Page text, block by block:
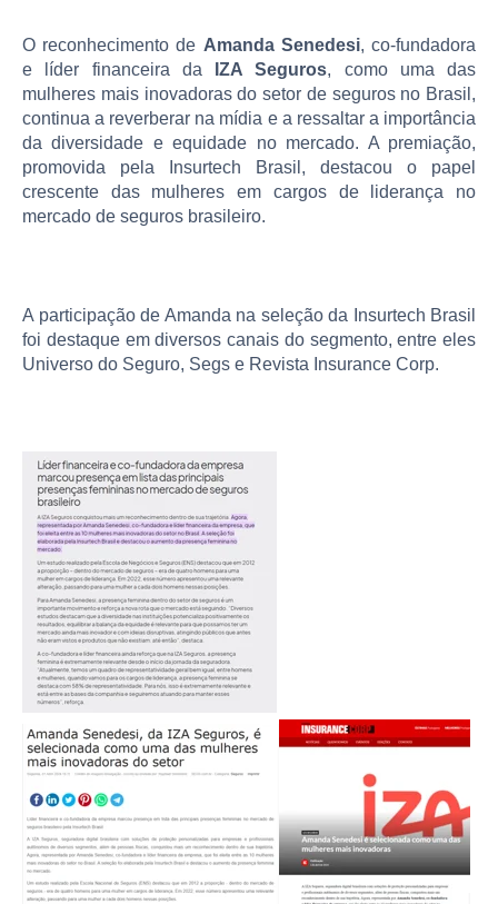
O reconhecimento de Amanda Senedesi, co-fundadora
e líder financeira da
IZA Seguros, como uma das
mulheres mais inovadoras do setor de seguros no Brasil,
continua a reverberar na mídia e a ressaltar a importância
da diversidade e equidade no mercado. A premiação,
promovida pela Insurtech Brasil, destacou o papel
crescente das mulheres em cargos de liderança no
mercado de seguros brasileiro.
A participação de Amanda na seleção da Insurtech Brasil
foi destaque em diversos canais do segmento, entre eles
Universo do Seguro, Segs e Revista Insurance Corp.